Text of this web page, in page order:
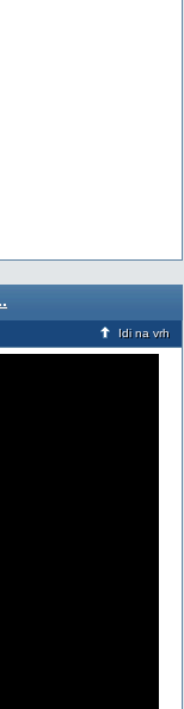
Idi na vrh